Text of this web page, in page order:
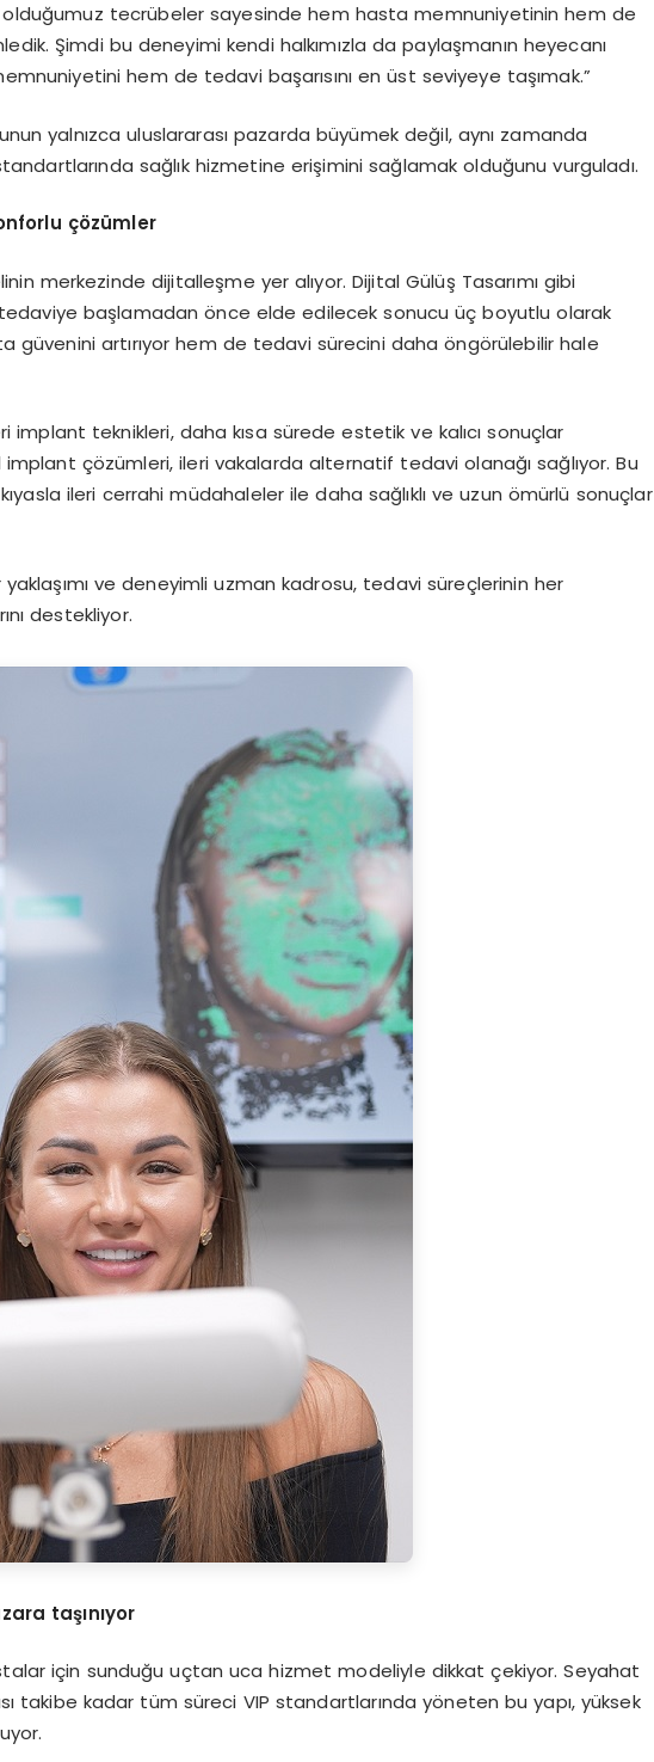
olduğumuz tecrübeler sayesinde hem hasta memnuniyetinin hem de
Şimdi bu deneyimi kendi halkımızla da paylaşmanın heyecanı
hem de tedavi başarısını en üst seviyeye taşımak.”
yalnızca uluslararası pazarda büyümek değil, aynı zamanda
sağlık hizmetine erişimini sağlamak olduğunu vurguladı.
çözümler
merkezinde dijitalleşme yer alıyor. Dijital Gülüş Tasarımı gibi
başlamadan önce elde edilecek sonucu üç boyutlu olarak
güvenini artırıyor hem de tedavi sürecini daha öngörülebilir hale
implant teknikleri, daha kısa sürede estetik ve kalıcı sonuçlar
çözümleri, ileri vakalarda alternatif tedavi olanağı sağlıyor. Bu
ileri cerrahi müdahaleler ile daha sağlıklı ve uzun ömürlü sonuçlar
ve deneyimli uzman kadrosu, tedavi süreçlerinin her
destekliyor.
taşınıyor
için sunduğu uçtan uca hizmet modeliyle dikkat çekiyor. Seyahat
takibe kadar tüm süreci VIP standartlarında yöneten bu yapı, yüksek